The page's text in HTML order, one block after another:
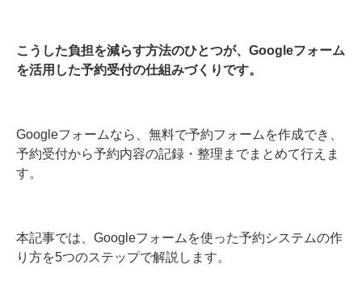
こうした負担を減らす方法のひとつが、Googleフォーム
を活用した予約受付の仕組みづくりです。
Googleフォームなら、無料で予約フォームを作成でき、
予約受付から予約内容の記録・整理までまとめて行えま
す。
本記事では、Googleフォームを使った予約システムの作
り方を5つのステップで解説します。